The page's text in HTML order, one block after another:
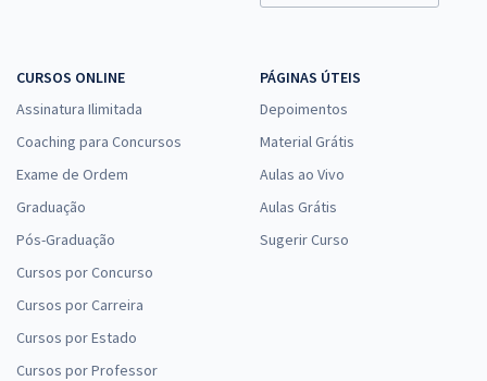
CURSOS ONLINE
Assinatura Ilimitada
Coaching para Concursos
Exame de Ordem
Graduação
Pós-Graduação
Cursos por Concurso
Cursos por Carreira
Cursos por Estado
Cursos por Professor
PÁGINAS ÚTEIS
Depoimentos
Material Grátis
Aulas ao Vivo
Aulas Grátis
Sugerir Curso